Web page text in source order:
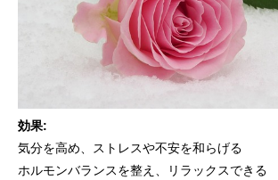
効果:
気分を高め、ストレスや不安を和らげる
ホルモンバランスを整え、リラックスできる